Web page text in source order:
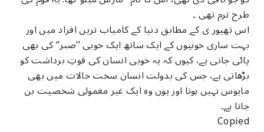
طرح نرم تھی ۔
اس تھیور ی کے مطابق دنیا کے کامیاب ترین افراد میں اور
بہت ساری خوبیوں کے ایک ساتھ ایک خوبی ’’صبر‘‘ کی بھی
پائی جاتی ہے، کیوں کہ یہ خوبی انسان کی قوتِ برداشت کو
بڑھاتی ہے، جس کی بدولت انسان سخت حالات میں بھی
مایوس نہیں ہوتا اور یوں وہ ایک غیر معمولی شخصیت بن
جاتا ہے۔
Copied